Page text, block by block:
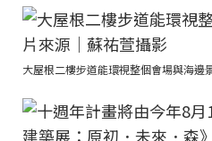
大屋根二樓步道能環視整個會場與海邊